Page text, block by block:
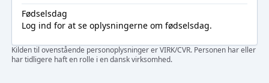
Fødselsdag
Log ind for at se oplysningerne om fødselsdag.
Kilden til ovenstående personoplysninger er VIRK/CVR. Personen har eller
har tidligere haft en rolle i en dansk virksomhed.